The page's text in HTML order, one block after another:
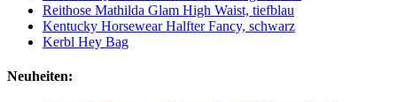
Reithose Mathilda Glam High Waist, tiefblau
Kentucky Horsewear Halfter Fancy, schwarz
Kerbl Hey Bag
Neuheiten: